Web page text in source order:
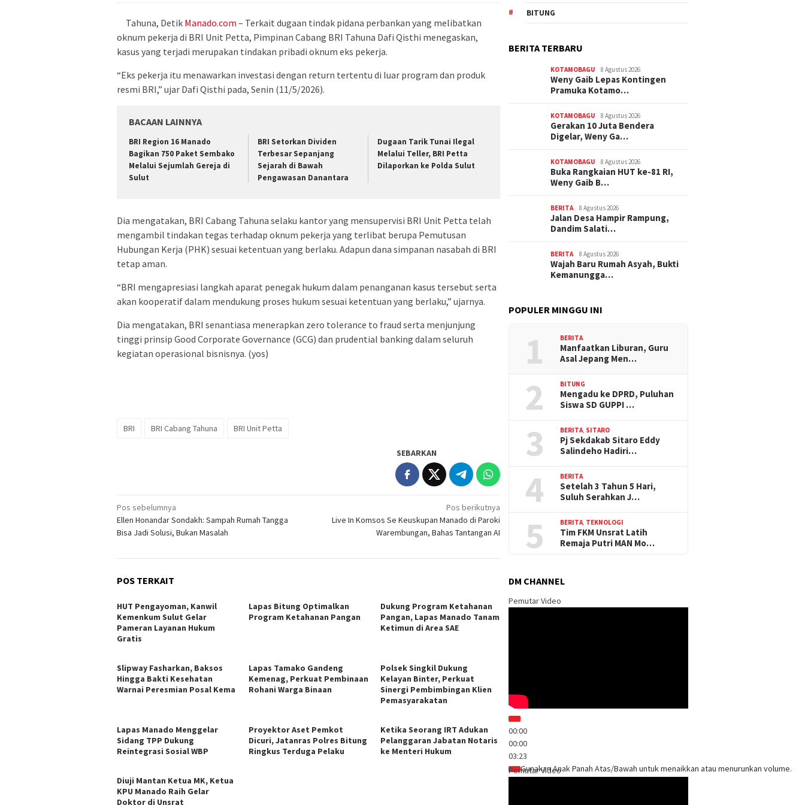
Tahuna, Detik Manado.com – Terkait dugaan tindak pidana perbankan yang melibatkan
oknum pekerja di BRI Unit Petta, Pimpinan Cabang BRI Tahuna Dafi Qisthi menegaskan,
kasus yang terjadi merupakan tindakan pribadi oknum eks pekerja.
“Eks pekerja itu menawarkan investasi dengan return tertentu di luar program dan produk
resmi BRI,” ujar Dafi Qisthi pada, Senin (11/5/2026).
BACAAN LAINNYA
BRI Region 16 Manado
Bagikan 750 Paket Sembako
Melalui Sejumlah Gereja di
Sulut
BRI Setorkan Dividen
Terbesar Sepanjang
Sejarah di Bawah
Pengawasan Danantara
Dugaan Tarik Tunai Ilegal
Melalui Teller, BRI Petta
Dilaporkan ke Polda Sulut
Dia mengatakan, BRI Cabang Tahuna selaku kantor yang mensupervisi BRI Unit Petta telah
mengambil tindakan tegas terhadap oknum pekerja yang terlibat berupa Pemutusan
Hubungan Kerja (PHK) sesuai ketentuan yang berlaku. Adapun dana simpanan nasabah di BRI
tetap aman.
“BRI mengapresiasi langkah aparat penegak hukum dalam penanganan kasus tersebut serta
akan kooperatif dalam mendukung proses hukum sesuai ketentuan yang berlaku,” ujarnya.
Dia mengatakan, BRI senantiasa menerapkan zero tolerance to fraud serta menjunjung
tinggi prinsip Good Corporate Governance (GCG) dan prudential banking dalam seluruh
kegiatan operasional bisnisnya. (yos)
BRI BRI Cabang Tahuna BRI Unit Petta
SEBARKAN
Navigasi
pos
Pos sebelumnya
Ellen Honandar Sondakh: Sampah Rumah Tangga
Bisa Jadi Solusi, Bukan Masalah
Pos berikutnya
Live In Komsos Se Keuskupan Manado di Paroki
Warembungan, Bahas Tantangan AI
POS TERKAIT
HUT Pengayoman, Kanwil
Kemenkum Sulut Gelar
Pameran Layanan Hukum
Gratis
Lapas Bitung Optimalkan
Program Ketahanan Pangan
Dukung Program Ketahanan
Pangan, Lapas Manado Tanam
Ketimun di Area SAE
Slipway Fasharkan, Baksos
Hingga Bakti Kesehatan
Warnai Peresmian Posal Kema
Lapas Tamako Gandeng
Kemenag, Perkuat Pembinaan
Rohani Warga Binaan
Polsek Singkil Dukung
Kelayan Binter, Perkuat
Sinergi Pembimbingan Klien
Pemasyarakatan
Lapas Manado Menggelar
Sidang TPP Dukung
Reintegrasi Sosial WBP
Proyektor Aset Pemkot
Dicuri, Jatanras Polres Bitung
Ringkus Terduga Pelaku
Ketika Seorang IRT Adukan
Pelanggaran Jabatan Notaris
ke Menteri Hukum
Diuji Mantan Ketua MK, Ketua
KPU Manado Raih Gelar
Doktor di Unsrat
BITUNG
BERITA TERBARU
KOTAMOBAGU 8 Agustus 2026
Weny Gaib Lepas Kontingen
Pramuka Kotamo…
KOTAMOBAGU 8 Agustus 2026
Gerakan 10 Juta Bendera
Digelar, Weny Ga…
KOTAMOBAGU 8 Agustus 2026
Buka Rangkaian HUT ke-81 RI,
Weny Gaib B…
BERITA 8 Agustus 2026
Jalan Desa Hampir Rampung,
Dandim Salati…
BERITA 8 Agustus 2026
Wajah Baru Rumah Asyah, Bukti
Kemanungga…
POPULER MINGGU INI
1 BERITA
Manfaatkan Liburan, Guru
Asal Jepang Men…
2 BITUNG
Mengadu ke DPRD, Puluhan
Siswa SD GUPPI …
3 BERITA, SITARO
Pj Sekdakab Sitaro Eddy
Salindeho Hadiri…
4 BERITA
Setelah 3 Tahun 5 Hari,
Suluh Serahkan J…
5 BERITA, TEKNOLOGI
Tim FKM Unsrat Latih
Remaja Putri MAN Mo…
DM CHANNEL
Pemutar Video
00:00
00:00
03:23
Gunakan Anak Panah Atas/Bawah untuk menaikkan atau menurunkan volume.
Pemutar Video